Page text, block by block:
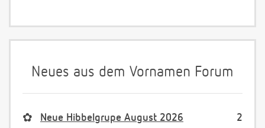
Neues aus dem Vornamen Forum
2
✿ Neue Hibbelgrupe August 2026